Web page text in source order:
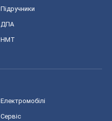
Підручники
ДПА
НМТ
Електромобілі
Сервіс